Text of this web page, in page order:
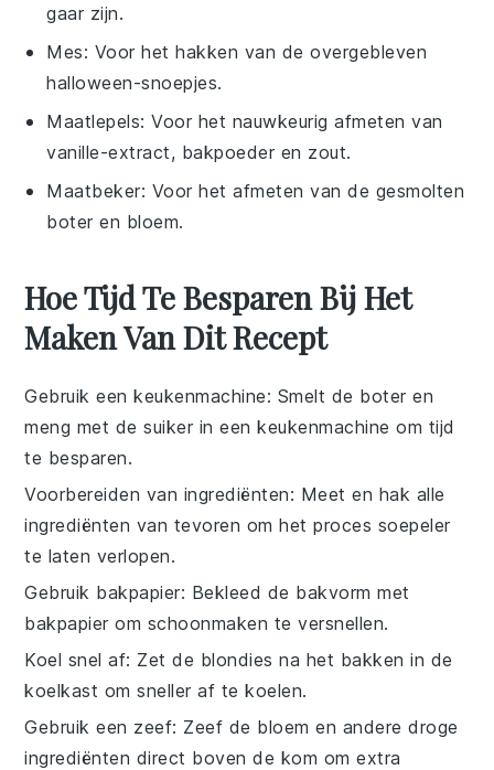
gaar zijn.
Mes: Voor het hakken van de overgebleven
halloween-snoepjes.
Maatlepels: Voor het nauwkeurig afmeten van
vanille-extract, bakpoeder en zout.
Maatbeker: Voor het afmeten van de gesmolten
boter en bloem.
Hoe Tijd Te Besparen Bij Het
Maken Van Dit Recept
Gebruik een keukenmachine: Smelt de boter en
meng met desuiker in een keukenmachine om tijd
te besparen.
Voorbereiden van ingrediënten: Meet en hak alle
ingrediënten van tevoren om het proces soepeler
te laten verlopen.
Gebruik bakpapier: Bekleed de bakvorm met
bakpapier om schoonmaken te versnellen.
Koel snel af: Zet de blondies na het bakken in de
koelkast om sneller af te koelen.
Gebruik een zeef: Zeef de bloem en andere droge
ingrediënten direct boven de kom om extra